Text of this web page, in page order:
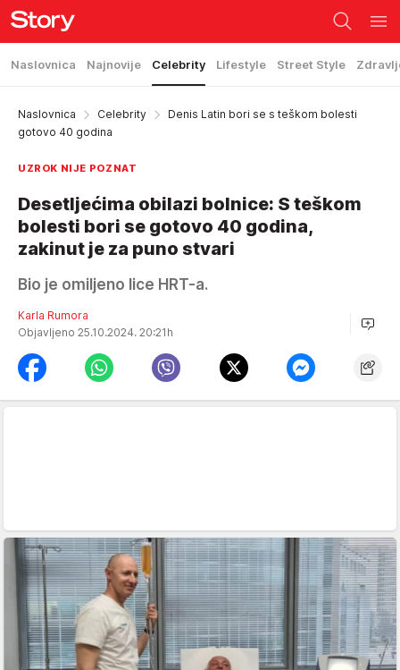
Naslovnica Najnovije Celebrity Lifestyle Street Style
Naslovnica Celebrity
Denis Latin bori se s teškom bolesti
gotovo 40 godina
UZROK NIJE POZNAT
Desetljećima obilazi bolnice: S teškom
bolesti bori se gotovo 40 godina,
zakinut je za puno stvari
Bio je omiljeno lice HRT-a.
Karla Rumora
Objavljeno 25.10.2024. 20:21h